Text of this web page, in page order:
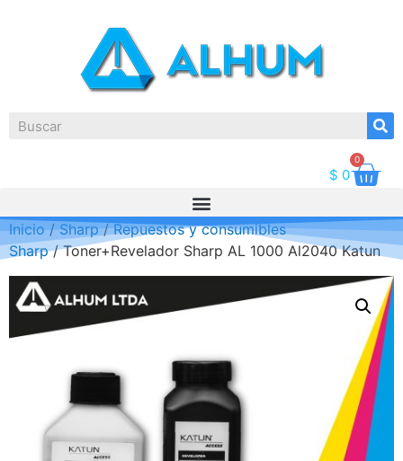
$ 0
0
Inicio/Sharp/Repuestos y consumibles
Sharp/ Toner+Revelador Sharp AL 1000 Al2040 Katun